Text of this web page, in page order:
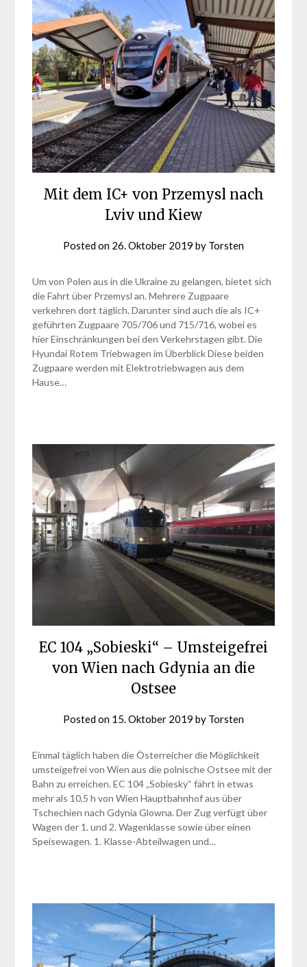
Mit dem IC+ von Przemysl nach
Lviv und Kiew
Posted on 26. Oktober 2019 by Torsten
Um von Polen aus in die Ukraine zu gelangen, bietet sich
die Fahrt über Przemysl an. Mehrere Zugpaare
verkehren dort täglich. Darunter sind auch die als IC+
geführten Zugpaare 705/706 und 715/716, wobei es
hier Einschränkungen bei den Verkehrstagen gibt. Die
Hyundai Rotem Triebwagen im Überblick Diese beiden
Zugpaare werden mit Elektrotriebwagen aus dem
Hause…
EC 104 „Sobieski“ – Umsteigefrei
von Wien nach Gdynia an die
Ostsee
Posted on 15. Oktober 2019 by Torsten
Einmal täglich haben die Österreicher die Möglichkeit
umsteigefrei von Wien aus die polnische Ostsee mit der
Bahn zu erreichen. EC 104 „Sobiesky“ fährt in etwas
mehr als 10,5 h von Wien Hauptbahnhof aus über
Tschechien nach Gdynia Glowna. Der Zug verfügt über
Wagen der 1. und 2. Wagenklasse sowie über einen
Speisewagen. 1. Klasse-Abteilwagen und…